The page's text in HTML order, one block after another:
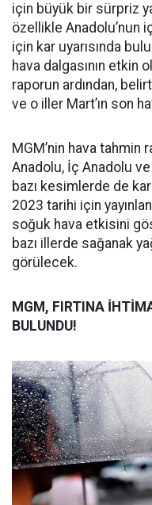
için büyük bir sürpriz
özellikle Anadolu’nun
için kar uyarısında
hava dalgasının etkin
raporun ardından,
ve o iller Mart’ın son
MGM’nin hava tahmin
Anadolu, İç Anadolu ve
bazı kesimlerde de
2023 tarihi için
soğuk hava etkisini
bazı illerde sağanak
görülecek.
MGM, FIRTINA
BULUNDU!